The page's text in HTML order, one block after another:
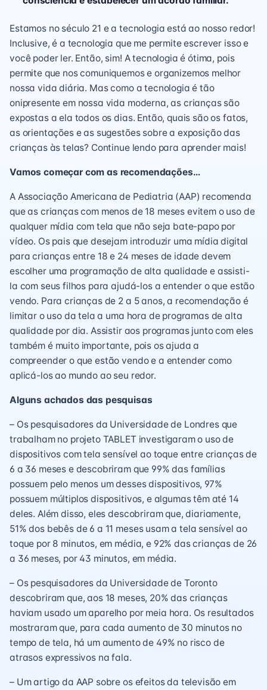
Estamos no século 21 e a tecnologia está ao nosso redor!
Inclusive, é a tecnologia que me permite escrever isso e
você poder ler. Então, sim! A tecnologia é ótima, pois
permite que nos comuniquemos e organizemos melhor
nossa vida diária. Mas como a tecnologia é tão
onipresente em nossa vida moderna, as crianças são
expostas a ela todos os dias. Então, quais são os fatos,
as orientações e as sugestões sobre a exposição das
crianças às telas? Continue lendo para aprender mais!
Vamos começar com as recomendações…
A Associação Americana de Pediatria (AAP) recomenda
que as crianças com menos de 18 meses evitem o uso de
qualquer mídia com tela que não seja bate-papo por
vídeo. Os pais que desejam introduzir uma mídia digital
para crianças entre 18 e 24 meses de idade devem
escolher uma programação de alta qualidade e assisti-
la com seus filhos para ajudá-los a entender o que estão
vendo. Para crianças de 2 a 5 anos, a recomendação é
limitar o uso da tela a uma hora de programas de alta
qualidade por dia. Assistir aos programas junto com eles
também é muito importante, pois os ajuda a
compreender o que estão vendo e a entender como
aplicá-los ao mundo ao seu redor.
Alguns achados das pesquisas
– Os pesquisadores da Universidade de Londres que
trabalham no projeto TABLET investigaram o uso de
dispositivos com tela sensível ao toque entre crianças de
6 a 36 meses e descobriram que 99% das famílias
possuem pelo menos um desses dispositivos, 97%
possuem múltiplos dispositivos, e algumas têm até 14
deles. Além disso, eles descobriram que, diariamente,
51% dos bebês de 6 a 11 meses usam a tela sensível ao
toque por 8 minutos, em média, e 92% das crianças de 26
a 36 meses, por 43 minutos, em média.
– Os pesquisadores da Universidade de Toronto
descobriram que, aos 18 meses, 20% das crianças
haviam usado um aparelho por meia hora. Os resultados
mostraram que, para cada aumento de 30 minutos no
tempo de tela, há um aumento de 49% no risco de
atrasos expressivos na fala.
– Um artigo da AAP sobre os efeitos da televisão em